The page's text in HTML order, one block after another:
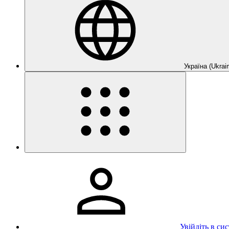
Україна
Увійдіть в